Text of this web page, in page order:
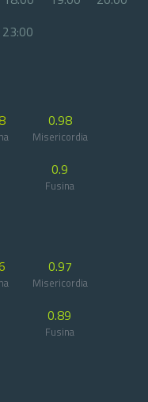
23:00
0.98
Misericordia
0.9
Fusina
0.97
Misericordia
0.89
Fusina